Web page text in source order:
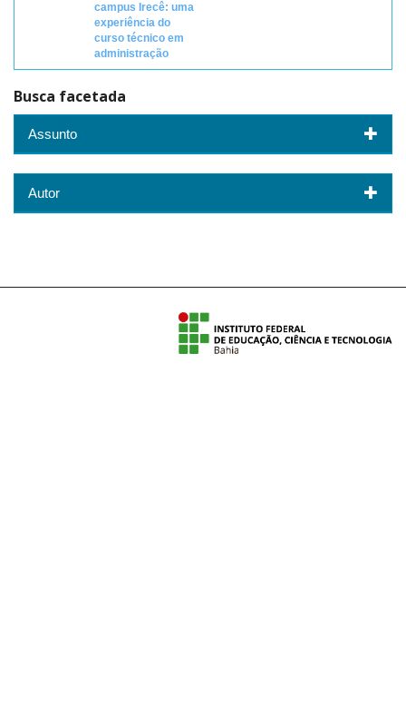
campus Irecê: uma
experiência do
curso técnico em
administração
Busca facetada
Assunto
Autor